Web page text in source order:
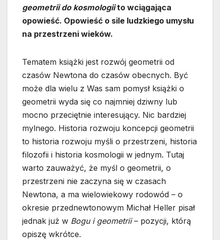
geometrii do kosmologiito wciągająca
opowieść. Opowieść o sile ludzkiego umysłu
na przestrzeni wieków.
Tematem książki jest rozwój geometrii od
czasów Newtona do czasów obecnych. Być
może dla wielu z Was sam pomysł książki o
geometrii wyda się co najmniej dziwny lub
mocno przeciętnie interesujący. Nic bardziej
mylnego. Historia rozwoju koncepcji geometrii
to historia rozwoju myśli o przestrzeni, historia
filozofii i historia kosmologii w jednym. Tutaj
warto zauważyć, że myśl o geometrii, o
przestrzeni nie zaczyna się w czasach
Newtona, a ma wielowiekowy rodowód – o
okresie przednewtonowym Michał Heller pisał
jednak już w Bogu i geometrii– pozycji, którą
opiszę wkrótce.